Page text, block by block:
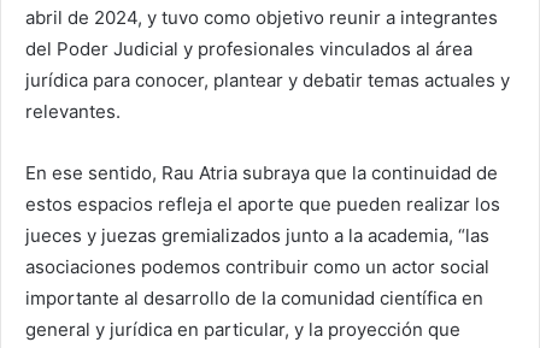
abril de 2024, y tuvo como objetivo reunir a integrantes
del Poder Judicial y profesionales vinculados al área
jurídica para conocer, plantear y debatir temas actuales y
relevantes.
En ese sentido, Rau Atria subraya que la continuidad de
estos espacios refleja el aporte que pueden realizar los
jueces y juezas gremializados junto a la academia, “las
asociaciones podemos contribuir como un actor social
importante al desarrollo de la comunidad científica en
general y jurídica en particular, y la proyección que